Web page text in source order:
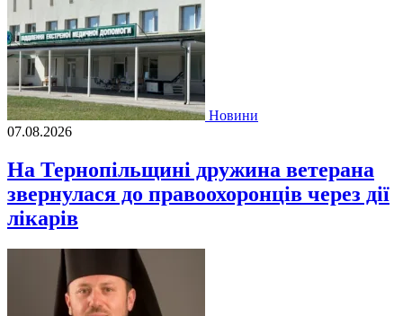
Новини
07.08.2026
На Тернопільщині дружина ветерана
звернулася до правоохоронців через дії
лікарів